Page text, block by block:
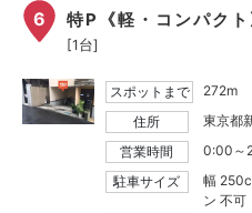
6 特P《軽・コンパク
[1台]
スポットまで
272m
住所
東京都
営業時間
0:00～
駐車サイズ
幅
ン 不可